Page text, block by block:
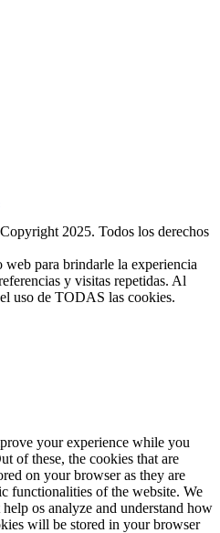
2025. Todos los derechos
web para brindarle la experiencia
y visitas repetidas. Al
uso de TODAS las cookies.
your experience while you
of these, the cookies that are
on your browser as they are
functionalities of the website. We
os analyze and understand how
will be stored in your browser